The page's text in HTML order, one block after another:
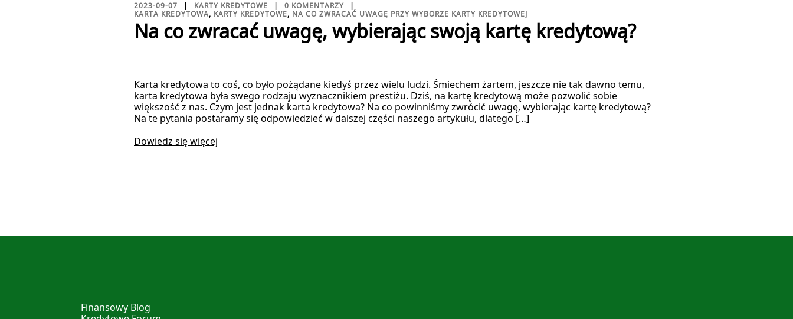
2023-09-07 KARTY KREDYTOWE
0 KOMENTARZY
KARTA KREDYTOWA, KARTY KREDYTOWE, NA CO ZWRACAĆ UWAGĘ PRZY WYBORZE KARTY KREDYTOWEJ
Na co zwracać uwagę, wybierając swoją kartę kredytową?
Karta kredytowa to coś, co było pożądane kiedyś przez wielu ludzi. Śmiechem żartem, jeszcze nie tak dawno temu,
karta kredytowa była swego rodzaju wyznacznikiem prestiżu. Dziś, na kartę kredytową może pozwolić sobie
większość z nas. Czym jest jednak karta kredytowa? Na co powinniśmy zwrócić uwagę, wybierając kartę kredytową?
Na te pytania postaramy się odpowiedzieć w dalszej części naszego artykułu, dlatego […]
Dowiedz się więcej
Finansowy Blog